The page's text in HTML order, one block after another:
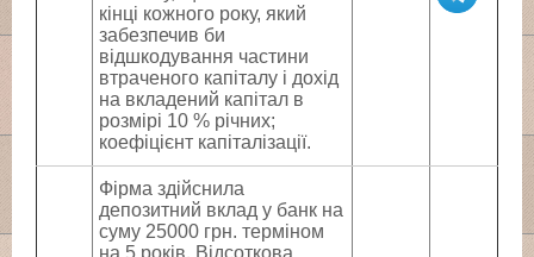
кінці кожного року, який
забезпечив би
відшкодування частини
втраченого капіталу і дохід
на вкладений капітал в
розмірі 10 % річних;
коефіцієнт капіталізації.
Фірма здійснила
депозитний вклад у банк на
суму 25000 грн. терміном
на 5 років. Відсоткова